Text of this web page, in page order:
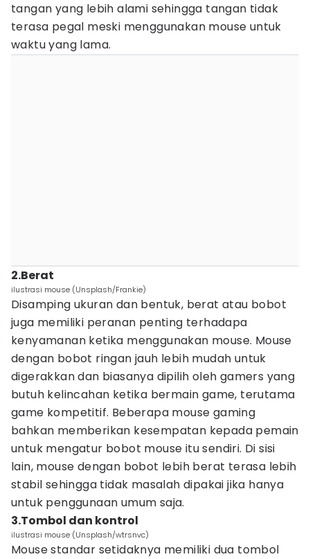
tangan yang lebih alami sehingga tangan tidak
terasa pegal meski menggunakan mouse untuk
waktu yang lama.
2.Berat
ilustrasi mouse (Unsplash/Frankie)
Disamping ukuran dan bentuk, berat atau bobot
juga memiliki peranan penting terhadapa
kenyamanan ketika menggunakan mouse. Mouse
dengan bobot ringan jauh lebih mudah untuk
digerakkan dan biasanya dipilih oleh gamers yang
butuh kelincahan ketika bermain game, terutama
game kompetitif. Beberapa mouse gaming
bahkan memberikan kesempatan kepada pemain
untuk mengatur bobot mouse itu sendiri. Di sisi
lain, mouse dengan bobot lebih berat terasa lebih
stabil sehingga tidak masalah dipakai jika hanya
untuk penggunaan umum saja.
3.Tombol dan kontrol
ilustrasi mouse (Unsplash/wtrsnvc)
Mouse standar setidaknya memiliki dua tombol